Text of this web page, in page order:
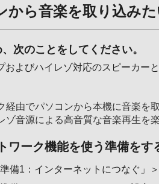
から音楽を取り込みた
次のことをしてください。
およびハイレゾ対応のスピーカー
経由でパソコンから本機に音楽を
ゾ音源による高音質な音楽再生を楽
ワーク機能を使う準備をす
準備1：インターネットにつなぐ」